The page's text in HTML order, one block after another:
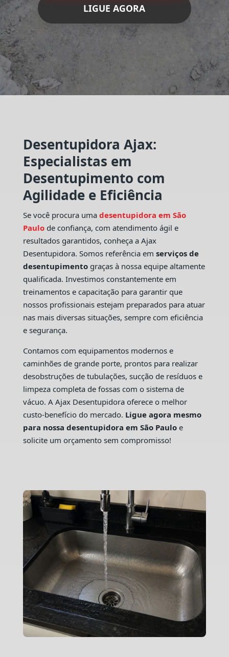
LIGUE AGORA
Desentupidora Ajax:
Especialistas em
Desentupimento com
Agilidade e Eficiência
Se você procura uma desentupidora em São
Paulo de confiança, com atendimento ágil e
resultados garantidos, conheça a Ajax
Desentupidora. Somos referência em serviços de
desentupimentograças à nossa equipe altamente
qualificada. Investimos constantemente em
treinamentos e capacitação para garantir que
nossos profissionais estejam preparados para atuar
nas mais diversas situações, sempre com eficiência
e segurança.
Contamos com equipamentos modernos e
caminhões de grande porte, prontos para realizar
desobstruções de tubulações, sucção de resíduos e
limpeza completa de fossas com o sistema de
vácuo. A Ajax Desentupidora oferece o melhor
custo-benefício do mercado. Ligue agora mesmo
para nossa desentupidora em São Pauloe
solicite um orçamento sem compromisso!